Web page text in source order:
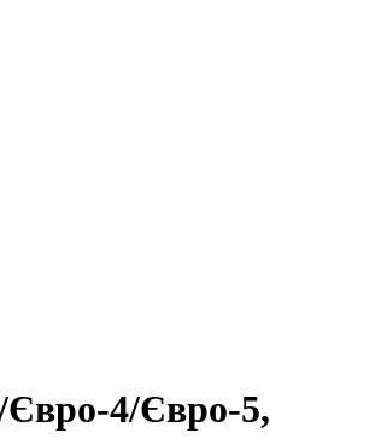
4/Євро-5,